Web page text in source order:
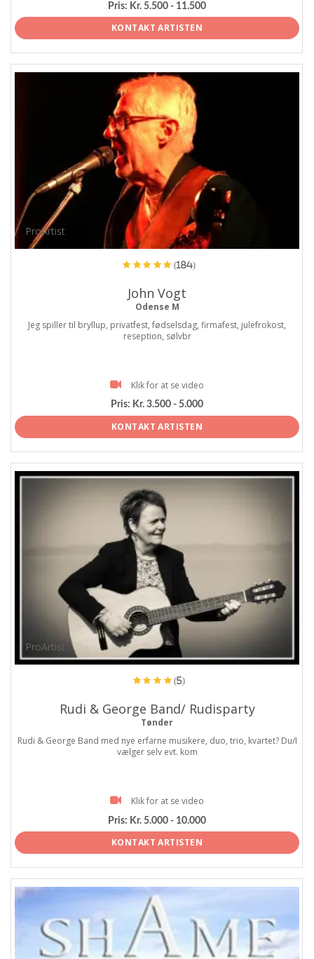
Pris: Kr. 5.500 - 11.500
KONTAKT ARTISTEN
ProArtist
(184)
John Vogt
Odense M
Jeg spiller til bryllup, privatfest, fødselsdag, firmafest, julefrokost,
reseption, sølvbr
Klik for at se video
Pris: Kr. 3.500 - 5.000
KONTAKT ARTISTEN
ProArtist
(5)
Rudi & George Band/ Rudisparty
Tønder
Rudi & George Band med nye erfarne musikere, duo, trio, kvartet? Du/I
vælger selv evt. kom
Klik for at se video
Pris: Kr. 5.000 - 10.000
KONTAKT ARTISTEN